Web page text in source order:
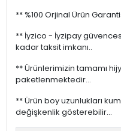
** %100 Orjinal Ürün
** İyzico - İyzipay
kadar taksit imkanı..
** Ürünlerimizin tamamı
paketlenmektedir...
** Ürün boy uzunlukları
değişkenlik gösterebilir...